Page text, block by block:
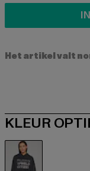
Het artikel valt
KLEUR